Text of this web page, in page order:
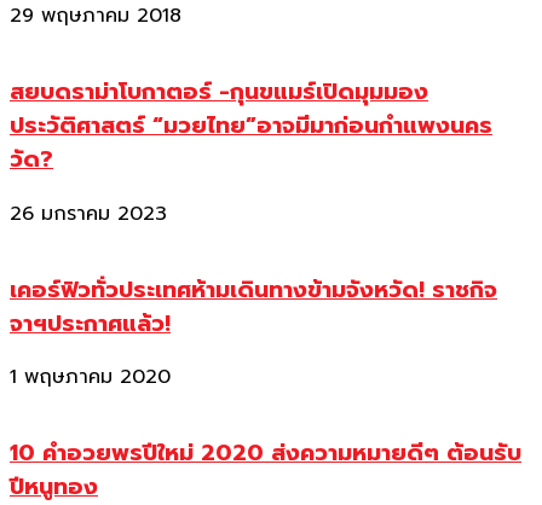
29 พฤษภาคม 2018
สยบดราม่าโบกาตอร์ -กุนขแมร์เปิดมุมมอง
ประวัติศาสตร์ “มวยไทย”อาจมีมาก่อนกำแพงนคร
วัด?
26 มกราคม 2023
เคอร์ฟิวทั่วประเทศห้ามเดินทางข้ามจังหวัด! ราชกิจ
จาฯประกาศแล้ว!
1 พฤษภาคม 2020
10 คำอวยพรปีใหม่ 2020 ส่งความหมายดีๆ ต้อนรับ
ปีหนูทอง